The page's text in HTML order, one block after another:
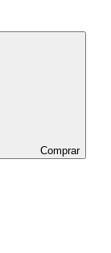
Comprar